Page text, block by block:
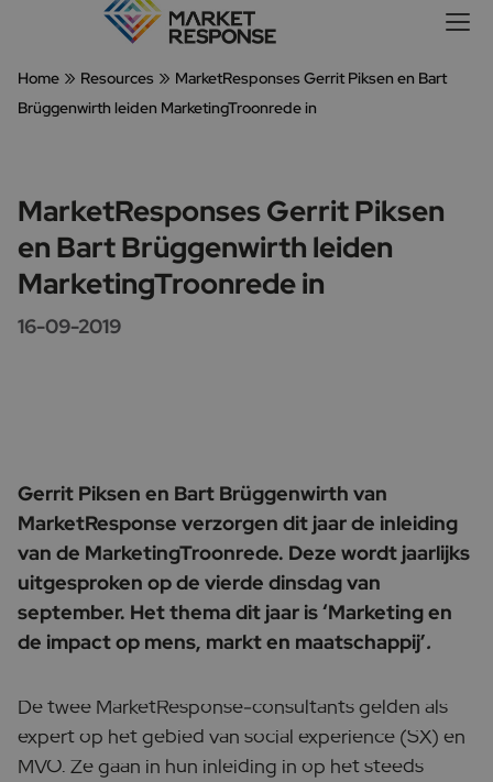
Home » Resources » MarketResponses Gerrit Piksen en Bart
Brüggenwirth leiden MarketingTroonrede in
MarketResponses Gerrit Piksen
en Bart Brüggenwirth leiden
MarketingTroonrede in
16-09-2019
Gerrit Piksen en Bart Brüggenwirth van
MarketResponse verzorgen dit jaar de inleiding
van de MarketingTroonrede. Deze wordt jaarlijks
uitgesproken op de vierde dinsdag van
september. Het thema dit jaar is ‘Marketing en
de impact op mens, markt en maatschappij’.
De twee MarketResponse-consultants gelden als
expert op het gebied van social experience (SX) en
MVO. Ze gaan in hun inleiding in op het steeds